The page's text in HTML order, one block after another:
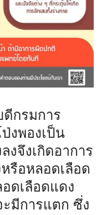
กรมการ
งพองเป็น
งจึงเกิดอาการ
รือหลอดเลือด
ดเลือดแดง
ะมีการแตก ซึ่ง